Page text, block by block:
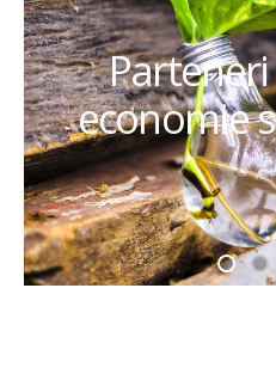
economie